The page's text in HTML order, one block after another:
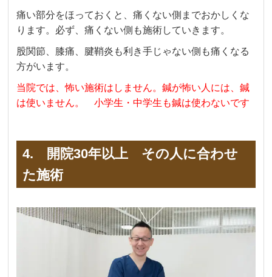
痛い部分をほっておくと、痛くない側までおかしくな
ります。必ず、痛くない側も施術していきます。
股関節、膝痛、腱鞘炎も利き手じゃない側も痛くなる
方がいます。
当院では、怖い施術はしません。鍼が怖い人には、鍼
は使いません。 小学生・中学生も鍼は使わないです
4. 開院30年以上 その人に合わせ
た施術